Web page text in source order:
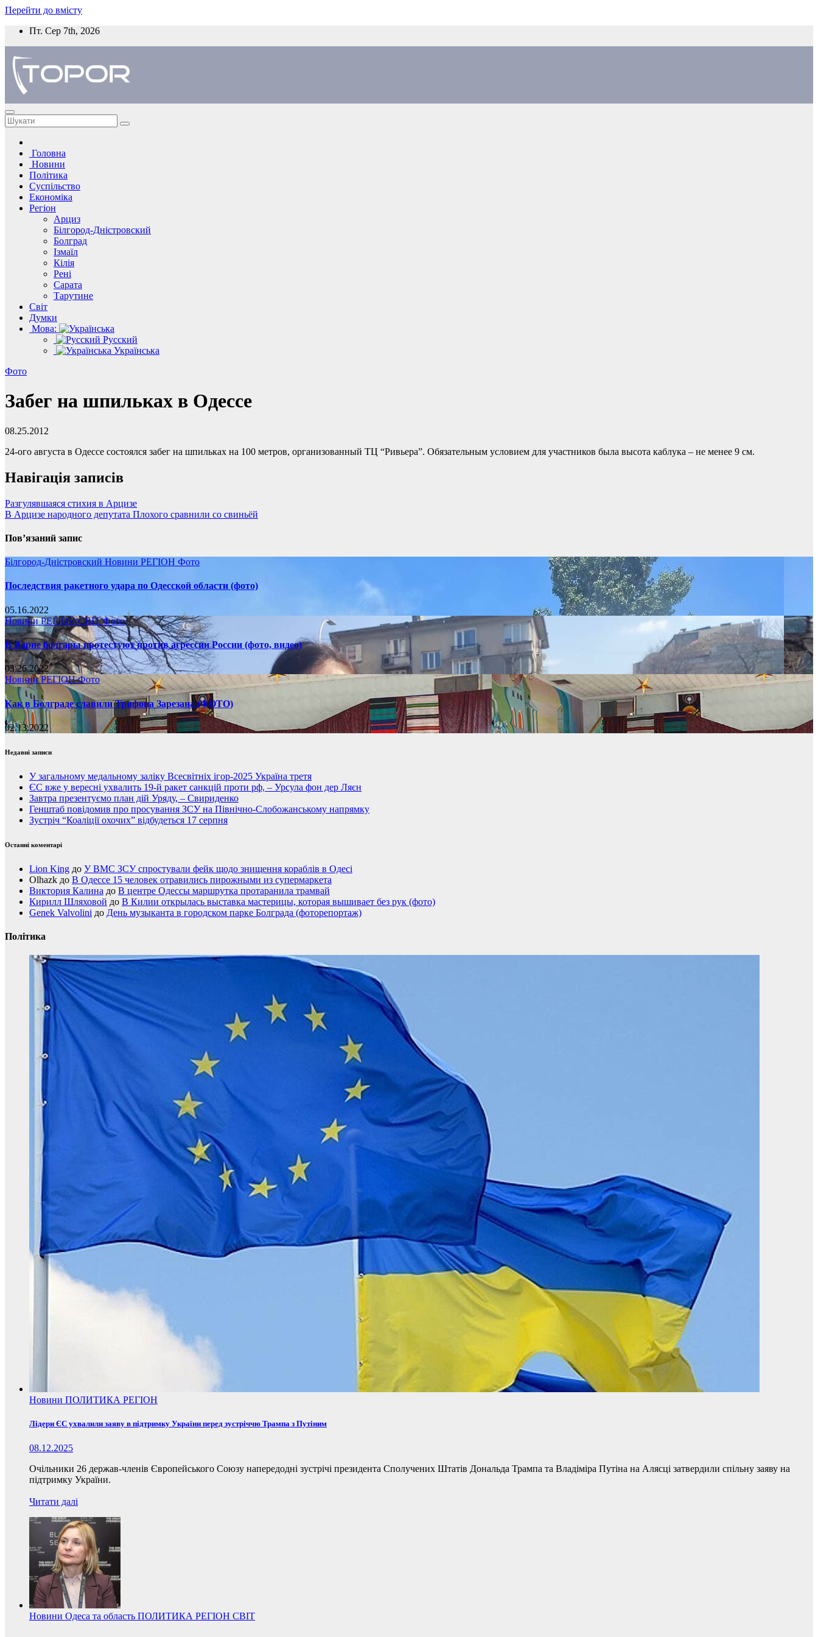
Перейти до вмісту
Пт. Сер 7th, 2026
Головна
Новини
Політика
Суспільство
Економіка
Регіон
Арциз
Білгород-Дністровский
Болград
Ізмаїл
Кілія
Рені
Сарата
Тарутине
Світ
Думки
Мова:
Русский
Українська
Фото
Забег на шпильках в Одессе
08.25.2012
24-ого августа в Одессе состоялся забег на шпильках на 100 метров, организованный ТЦ “Ривьера”. Обязательным условием для участников была высота каблука – не менее 9 см.
Навігація записів
Разгулявшаяся стихия в Арцизе
В Арцизе народного депутата Плохого сравнили со свиньёй
Пов’язаний запис
Білгород-Дністровский Новини РЕГІОН Фото
Последствия ракетного удара по Одесской области (фото)
05.16.2022
НовиниРЕГІОНСВІТФото
В Варне болгары протестуют против агрессии России (фото, видео)
03.26.2022
НовиниРЕГІОНФото
Как в Болграде славили Трифона Зарезана (ФОТО)
02.13.2022
Недавні записи
У загальному медальному заліку Всесвітніх ігор-2025 Україна третя
ЄС вже у вересні ухвалить 19-й ракет санкцій проти рф, – Урсула фон дер Ляєн
Завтра презентуємо план дій Уряду, – Свириденко
Генштаб повідомив про просування ЗСУ на Північно-Слобожанському напрямку
Зустріч “Коаліції охочих” відбудеться 17 серпня
Останні коментарі
Lion King до У ВМС ЗСУ спростували фейк щодо знищення кораблів в Одесі
Olhazk до В Одессе 15 человек отравились пирожными из супермаркета
Виктория Калина до В центре Одессы маршрутка протаранила трамвай
Кирилл Шляховой до В Килии открылась выставка мастерицы, которая вышивает без рук (фото)
Genek Valvolini до День музыканта в городском парке Болграда (фоторепортаж)
Політика
Новини ПОЛИТИКА РЕГІОН
Лідери ЄС ухвалили заяву в підтримку України перед зустріччю Трампа з Путіним
08.12.2025
Очільники 26 держав-членів Європейського Союзу напередодні зустрічі президента Сполучених Штатів Дональда Трампа та Владіміра Путіна на Алясці затвердили спільну заяву на
підтримку України.
Читати далі
Новини Одеса та область ПОЛИТИКА РЕГІОН СВІТ